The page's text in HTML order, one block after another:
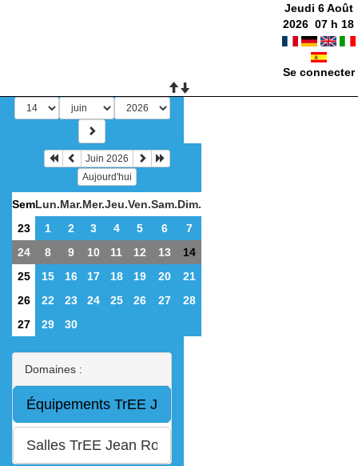
Jeudi 6 Août
2026 07 h 18
Se connecter
Juin 2026
Aujourd'hui
SemLun.Mar.Mer.Jeu.Ven.Sam.Dim.
23
1 2 3 4 5 6
7
24
8 9 10 11 12 13
14
25
15 16 17 18 19 20
21
26
22 23 24 25 26 27
28
27
29 30
Domaines :